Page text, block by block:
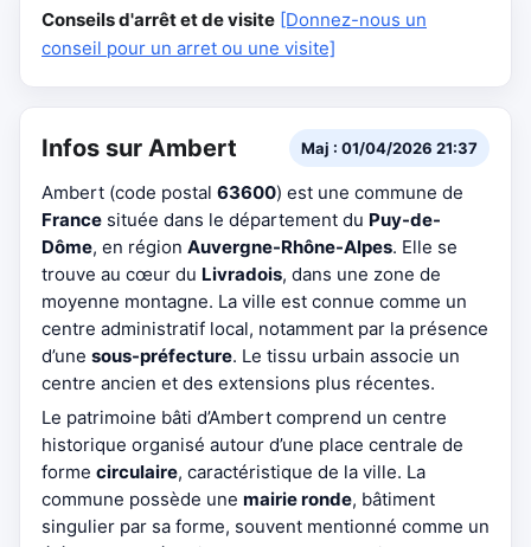
Conseils d'arrêt et de visite [Donnez-nous un
conseil pour un arret ou une visite]
Infos sur Ambert Maj : 01/04/2026 21:37
Ambert (code postal 63600) est une commune de
France située dans le département du Puy-de-
Dôme, en région Auvergne-Rhône-Alpes. Elle se
trouve au cœur du Livradois, dans une zone de
moyenne montagne. La ville est connue comme un
centre administratif local, notamment par la présence
d’une sous-préfecture. Le tissu urbain associe un
centre ancien et des extensions plus récentes.
Le patrimoine bâti d’Ambert comprend un centre
historique organisé autour d’une place centrale de
forme circulaire, caractéristique de la ville. La
commune possède une mairie ronde, bâtiment
singulier par sa forme, souvent mentionné comme un